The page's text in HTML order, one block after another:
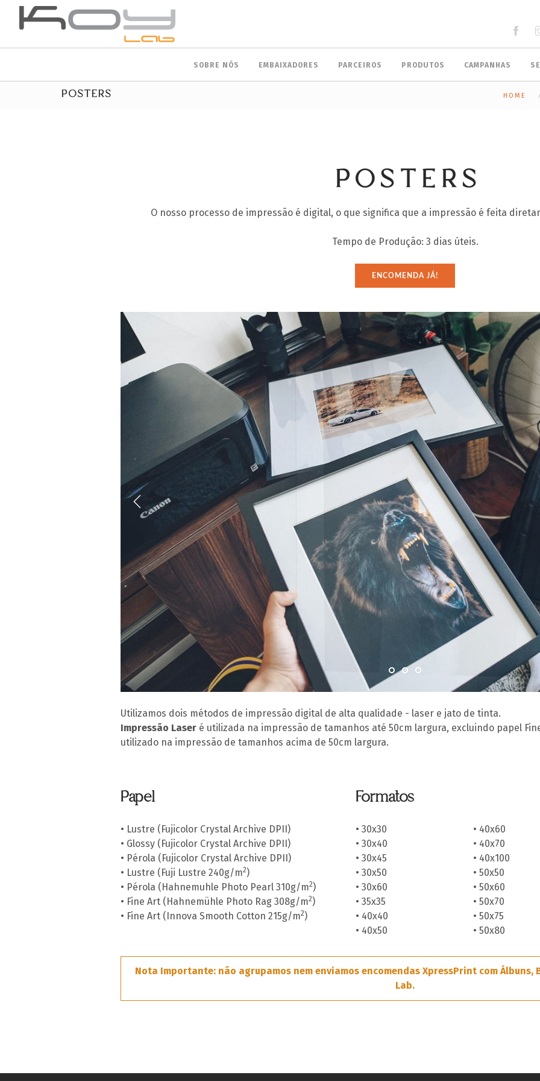
SOBRE NÓS EMBAIXADORES PARCEIROS PRODUTOS CAMPANHAS
POSTERS HOME
POSTERS
O nosso processo de impressão é digital, o que significa que a impressão é feita
Tempo de Produção: 3 dias úteis.
ENCOMENDA JÁ!
Previous
Utilizamos dois métodos de impressão digital de alta qualidade - laser e jato de tinta.
Impressão Laseré utilizada na impressão de tamanhos até 50cm largura, excluindo papel
utilizado na impressão de tamanhos acima de 50cm largura.
Papel
• Lustre (Fujicolor Crystal Archive DPII)
• Glossy (Fujicolor Crystal Archive DPII)
• Pérola (Fujicolor Crystal Archive DPII)
• Lustre (Fuji Lustre 240g/m2)
• Pérola (Hahnemuhle Photo Pearl 310g/m2)
• Fine Art (Hahnemühle Photo Rag 308g/m2)
• Fine Art (Innova Smooth Cotton 215g/m2)
Formatos
• 30x30
• 30x40
• 30x45
• 30x50
• 30x60
• 35x35
• 40x40
• 40x50
• 40x60
• 40x70
• 40x100
• 50x50
• 50x60
• 50x70
• 50x75
• 50x80
Nota Importante: não agrupamos nem enviamos encomendas XpressPrint com Álbuns,
Lab.